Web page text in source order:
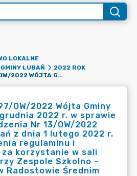
LOKALNE
LUBAŃ
2022 ROK
ZARZĄDZENIE NR 97/OW/2022 WÓJTA GMINY LUBAŃ Z DNIA 27 GRUDNIA 2022 R. W SPRAWIE UCHYLENIA ZARZĄDZENIA NR 13/OW/2022 WÓJTA GMINY LUBAŃ Z DNIA 1 LUTEGO 2022 R. W SPRAWIE USTALENIA REGULAMINU I WYSOKOŚCI OPŁAT ZA KORZYSTANIE W SALI GIMNASTYCZNEJ PRZY ZESPOLE SZKOLNO – PRZEDSZKOLNYM W RADOSTOWIE ŚREDNIM
OW/2022 Wójta Gminy
2022 r. w sprawie
Nr 13/OW/2022
z dnia 1 lutego 2022 r.
regulaminu i
za korzystanie w sali
Zespole Szkolno –
Radostowie Średnim